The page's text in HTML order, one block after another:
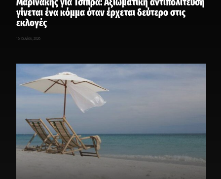
γίνεται ένα κόμμα όταν έρχεται δεύτερο στις
εκλογές
16 Ιουνίου, 2026